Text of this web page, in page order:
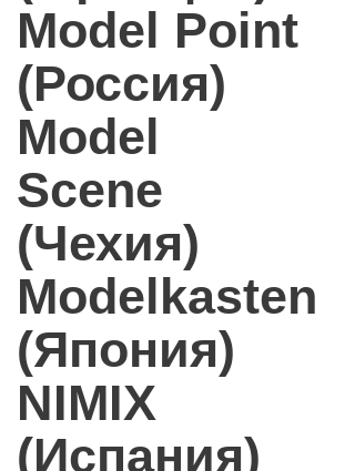
Model Point
(Россия)
Model
Scene
(Чехия)
Modelkasten
(Япония)
NIMIX
(Испания)